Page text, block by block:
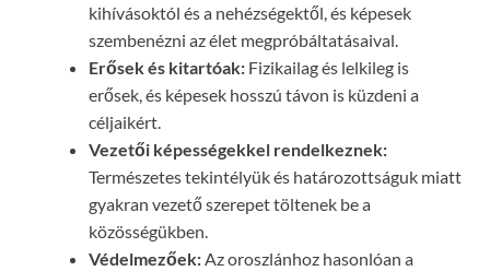
kihívásoktól és a nehézségektől, és képesek
szembenézni az élet megpróbáltatásaival.
Erősek és kitartóak: Fizikailag és lelkileg is
erősek, és képesek hosszú távon is küzdeni a
céljaikért.
Vezetői képességekkel rendelkeznek:
Természetes tekintélyük és határozottságuk miatt
gyakran vezető szerepet töltenek be a
közösségükben.
Védelmezőek:Az oroszlánhoz hasonlóan a